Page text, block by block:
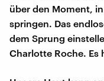
über den Moment,
springen. Das
dem Sprung
Charlotte Roche. Es